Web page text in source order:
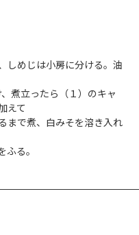
しめじは小房に分ける。油
煮立ったら（１）のキャ
えて
まで煮、白みそを溶き入れ
る。